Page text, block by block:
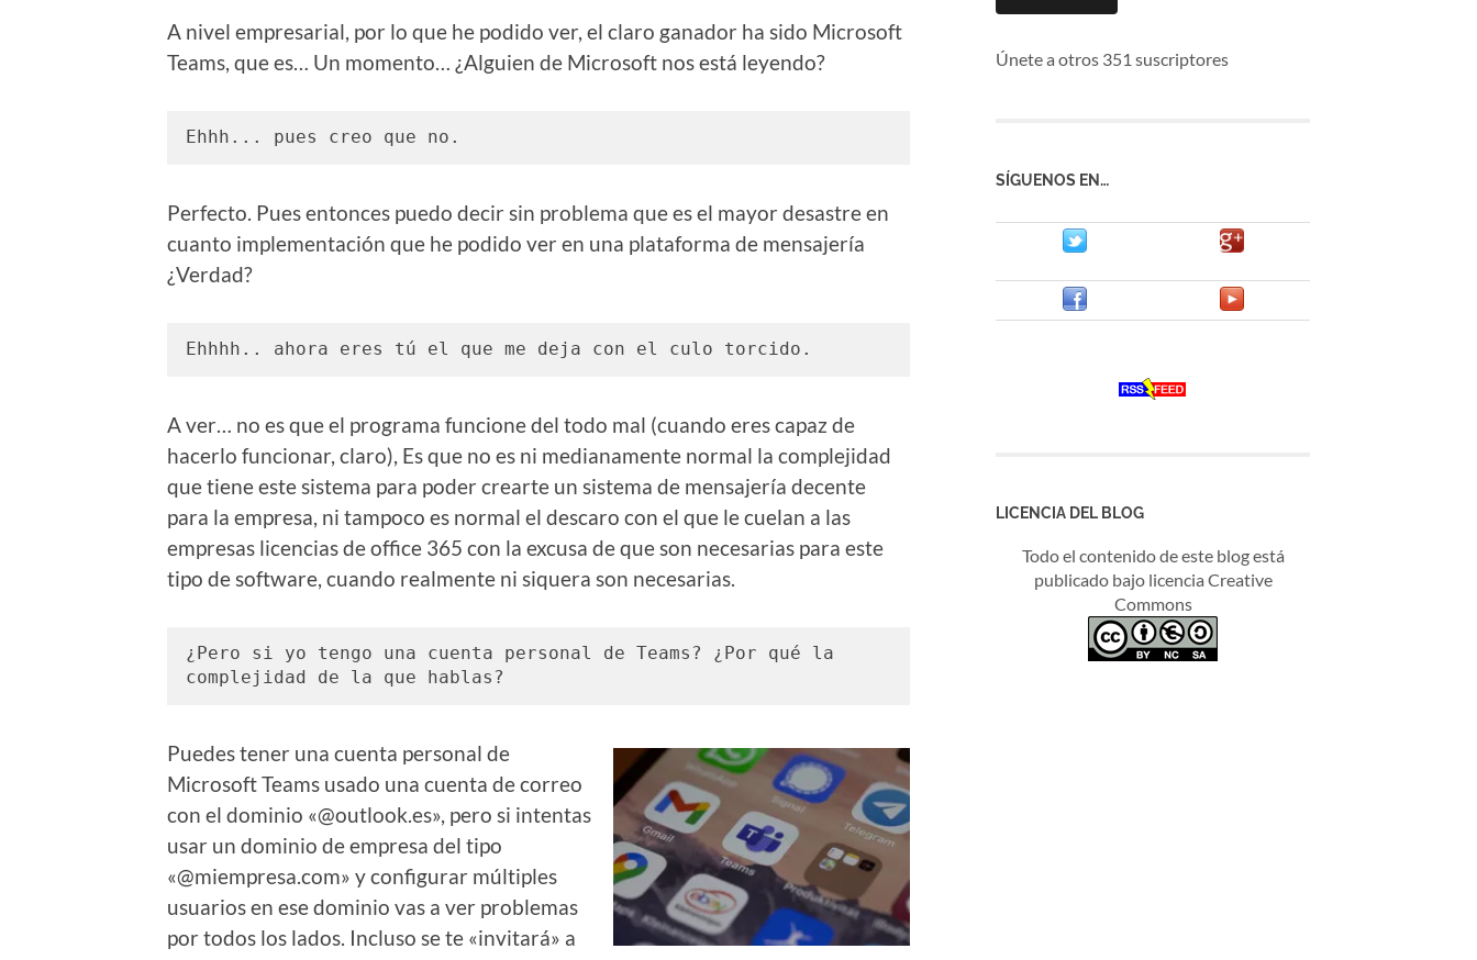
A nivel empresarial, por lo que he podido ver, el claro ganador ha sido Microsoft
Teams, que es… Un momento… ¿Alguien de Microsoft nos está leyendo?
Ehhh... pues creo que no.
Perfecto. Pues entonces puedo decir sin problema que es el mayor desastre en
cuanto implementación que he podido ver en una plataforma de mensajería
¿Verdad?
Ehhhh.. ahora eres tú el que me deja con el culo torcido.
A ver… no es que el programa funcione del todo mal (cuando eres capaz de
hacerlo funcionar, claro), Es que no es ni medianamente normal la complejidad
que tiene este sistema para poder crearte un sistema de mensajería decente
para la empresa, ni tampoco es normal el descaro con el que le cuelan a las
empresas licencias de office 365 con la excusa de que son necesarias para este
tipo de software, cuando realmente ni siquera son necesarias.
¿Pero si yo tengo una cuenta personal de Teams? ¿Por qué la
complejidad de la que hablas?
Puedes tener una cuenta personal de
Microsoft Teams usado una cuenta de correo
con el dominio «@outlook.es», pero si intentas
usar un dominio de empresa del tipo
«@miempresa.com» y configurar múltiples
usuarios en ese dominio vas a ver problemas
por todos los lados. Incluso se te «invitará» a
Únete a otros 351 suscriptores
SÍGUENOS EN…
LICENCIA DEL BLOG
Todo el contenido de este blog está
publicado bajo licencia Creative
Commons